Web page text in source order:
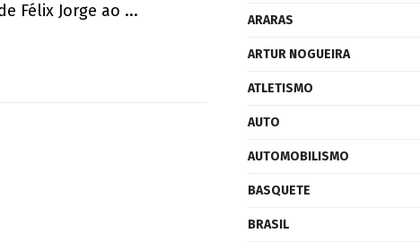
Félix Jorge ao ...
ARARAS
ARTUR NOGUEIRA
ATLETISMO
AUTO
AUTOMOBILISMO
BASQUETE
BRASIL